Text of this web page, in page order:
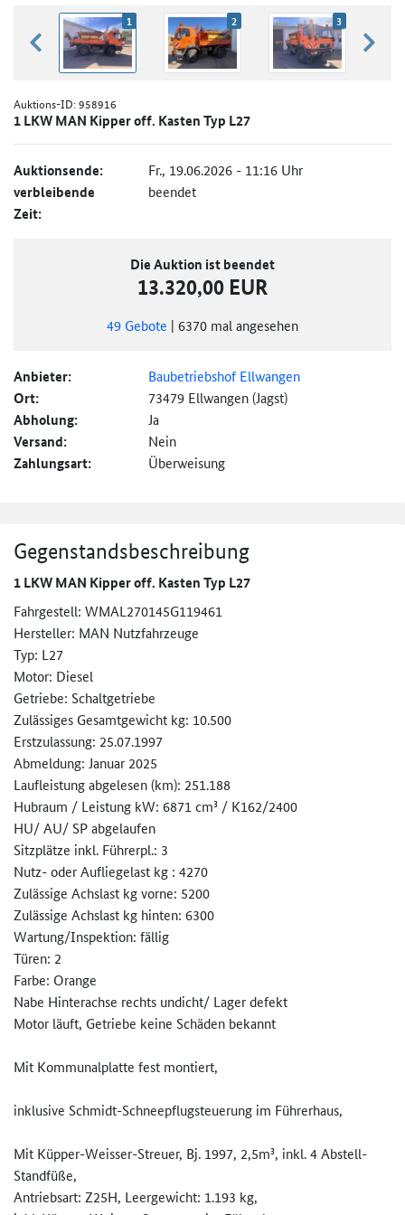
zurück blättern
1 2 3
Auktions-ID:958916
1 LKW MAN Kipper off. Kasten Typ L27
Auktionsende: Fr., 19.06.2026 - 11:16 Uhr
verbleibende
Zeit:
beendet
Die Auktion ist beendet
13.320,00 EUR
49 Gebote | 6370 mal angesehen
Anbieter: Baubetriebshof Ellwangen
Ort: 73479 Ellwangen (Jagst)
Abholung: Ja
Versand: Nein
Zahlungsart: Überweisung
Gegenstandsbeschreibung
1 LKW MAN Kipper off. Kasten Typ L27
Fahrgestell: WMAL270145G119461
Hersteller: MAN Nutzfahrzeuge
Typ: L27
Motor: Diesel
Getriebe: Schaltgetriebe
Zulässiges Gesamtgewicht kg: 10.500
Erstzulassung: 25.07.1997
Abmeldung: Januar 2025
Laufleistung abgelesen (km): 251.188
Hubraum / Leistung kW: 6871 cm³ / K162/2400
HU/ AU/ SP abgelaufen
Sitzplätze inkl. Führerpl.: 3
Nutz- oder Aufliegelast kg : 4270
Zulässige Achslast kg vorne: 5200
Zulässige Achslast kg hinten: 6300
Wartung/Inspektion: fällig
Türen: 2
Farbe: Orange
Nabe Hinterachse rechts undicht/ Lager defekt
Motor läuft, Getriebe keine Schäden bekannt
Mit Kommunalplatte fest montiert,
inklusive Schmidt-Schneepflugsteuerung im Führerhaus,
Mit Küpper-Weisser-Streuer, Bj. 1997, 2,5m³, inkl. 4 Abstell-
Standfüße,
Antriebsart: Z25H, Leergewicht: 1.193 kg,